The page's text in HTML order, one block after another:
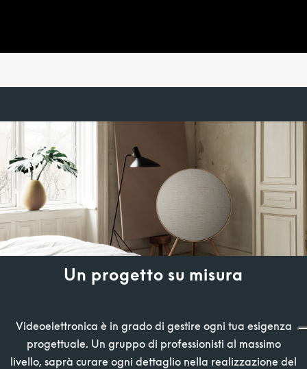
Un progetto su misura
Videoelettronica è in grado di gestire ogni tua esigenza
progettuale. Un gruppo di professionisti al massimo
livello, saprà curare ogni dettaglio nella realizzazione del